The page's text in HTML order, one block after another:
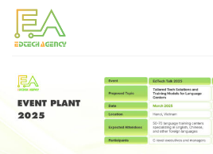
Skip
content